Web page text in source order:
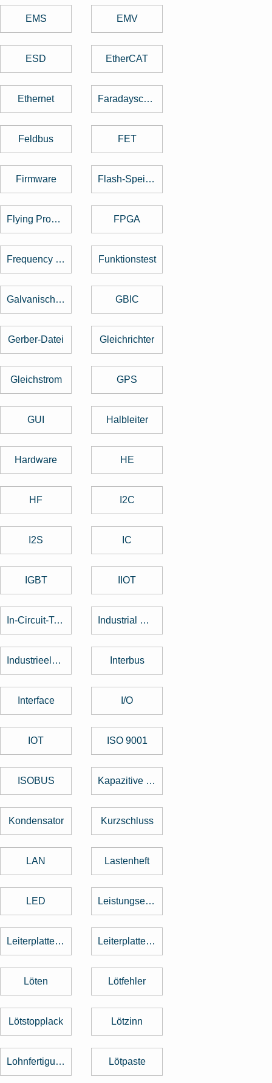
EMS EMV
ESD EtherCAT
Ethernet Faradayscher Käfig
Feldbus FET
Firmware Flash-Speicher
Flying Probe Test FPGA
Frequency Hopping Funktionstest
Galvanische Trennung GBIC
Gerber-Datei Gleichrichter
Gleichstrom GPS
GUI Halbleiter
Hardware HE
HF I2C
I2S IC
IGBT IIOT
In-Circuit-Test Industrial Design
Industrieelektronik Interbus
Interface I/O
IOT ISO 9001
ISOBUS Kapazitive Tasten
Kondensator Kurzschluss
LAN Lastenheft
LED Leistungselektronik
Leiterplattenbestückung Leiterplattenentflechtung
Löten Lötfehler
Lötstopplack Lötzinn
Lohnfertigung Lötpaste